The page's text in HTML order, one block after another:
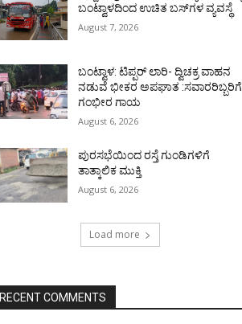
ಬಂಟ್ವಾಳದಿಂದ ಉಚಿತ ಬಸ್‌ಗಳ ವ್ಯವಸ್ಥೆ
August 7, 2026
ಬಂಟ್ವಾಳ: ಟಿಪ್ಪರ್ ಲಾರಿ- ದ್ವಿಚಕ್ರ ವಾಹನ
ನಡುವೆ ಭೀಕರ ಅಪಘಾತ :ಸವಾರರಿಬ್ಬರಿಗೆ
ಗಂಭೀರ ಗಾಯ
August 6, 2026
ಪುರಸಭೆಯಿಂದ ರಸ್ತೆ ಗುಂಡಿಗಳಿಗೆ
ತಾತ್ಕಾಲಿಕ ಮುಕ್ತಿ
August 6, 2026
Load more
RECENT COMMENTS